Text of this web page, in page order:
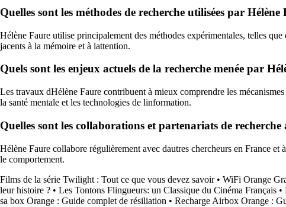
Quelles sont les méthodes de recherche utilisées par
Hélène Faure utilise principalement des méthodes expérimentales, telles
jacents à la mémoire et à lattention.
Quels sont les enjeux actuels de la recherche menée par
Les travaux dHélène Faure contribuent à mieux comprendre les
la santé mentale et les technologies de linformation.
Quelles sont les collaborations et partenariats de
Hélène Faure collabore régulièrement avec dautres chercheurs en France
le comportement.
Films de la série Twilight : Tout ce que vous devez savoir• WiFi Orange
leur histoire ? • Les Tontons Flingueurs: un Classique du Cinéma Français •
sa box Orange : Guide complet de résiliation • Recharge Airbox Orange :